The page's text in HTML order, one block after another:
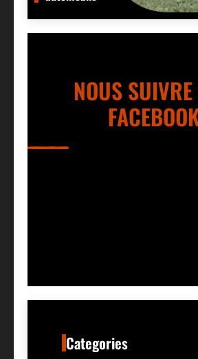
NOUS
Categories